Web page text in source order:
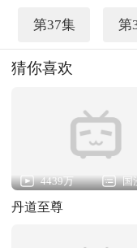
第37集 第
猜你喜欢
4439万 国
丹道至尊